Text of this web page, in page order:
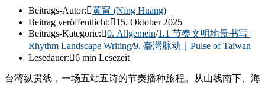
Beitrags-Autor:
黃甯 (Ning Huang)
Beitrag veröffentlicht:
15. Oktober 2025
Beitrags-Kategorie:
0. Allgemein/1.1 节奏文明地景书写 |
Rhythm Landscape Writing/9. 臺灣脉动｜Pulse of Taiwan
Lesedauer:
6 min Lesezeit
台湾纵贯线，一场五站五诗的节奏播种旅程。从山线南下、海